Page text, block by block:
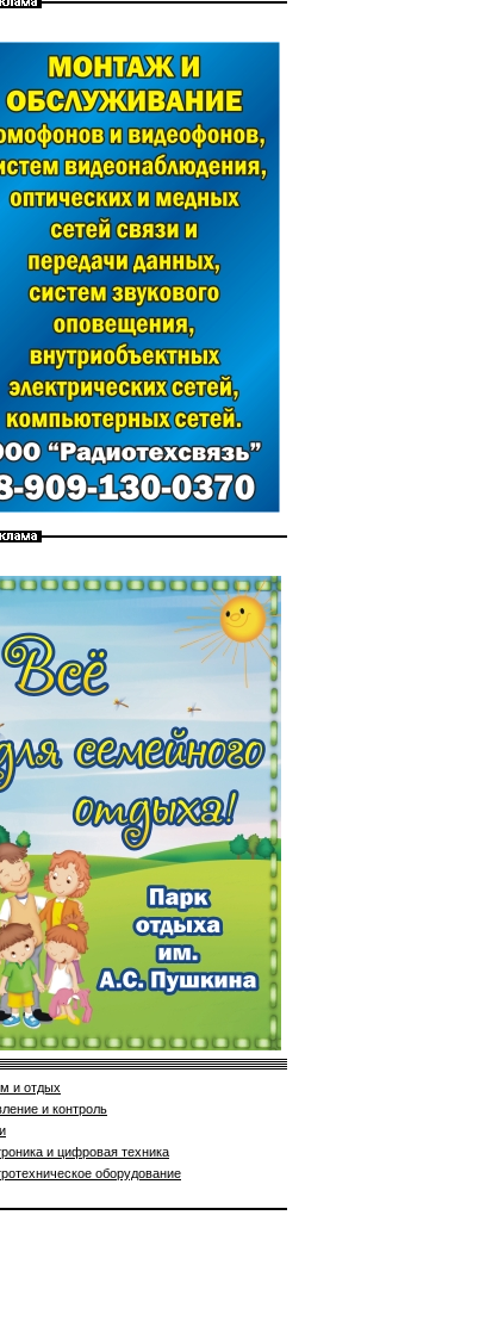
и отдых
и контроль
и цифровая техника
оборудование